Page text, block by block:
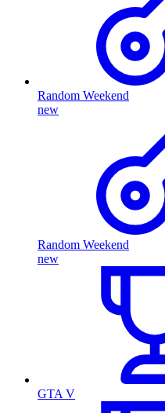
Random Weekend
new
Random Weekend
new
GTA V